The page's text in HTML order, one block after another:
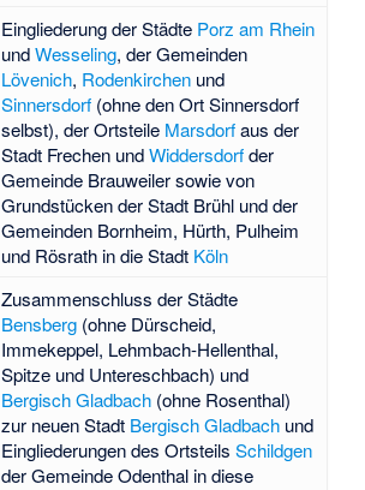
Eingliederung der Städte Porz am Rhein
undWesseling, der Gemeinden
Lövenich, Rodenkirchenund
Sinnersdorf(ohne den Ort Sinnersdorf
selbst), der Ortsteile Marsdorfaus der
Stadt Frechen undWiddersdorfder
Gemeinde Brauweiler sowie von
Grundstücken der Stadt Brühl und der
Gemeinden Bornheim, Hürth, Pulheim
und Rösrath in die Stadt Köln
Zusammenschluss der Städte
Bensberg(ohne Dürscheid,
Immekeppel, Lehmbach-Hellenthal,
Spitze und Untereschbach) und
Bergisch Gladbach(ohne Rosenthal)
zur neuen Stadt Bergisch Gladbachund
Eingliederungen des Ortsteils Schildgen
der Gemeinde Odenthal in diese